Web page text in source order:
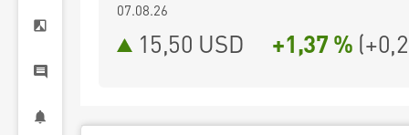
07.08.26
15,50 USD +1,37 % (